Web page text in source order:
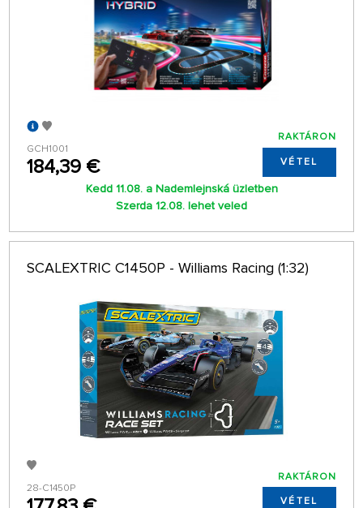
GCH1001
184,39 €
RAKTÁRON
VÉTEL
Kedd 11.08. a Nademlejnská üzletben
Szerda 12.08. lehet veled
SCALEXTRIC C1450P - Williams Racing (1:32)
28-C1450P
RAKTÁRON
VÉTEL